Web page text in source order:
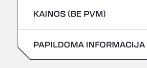
All 4 Trucks
Av. des Etats-Unis 90, 6041
Andamur Guarroman
Sekmadienis –
Penktadienis –
Sekmadienis –
KAINOS (BE PVM)
PAPILDOMA INFORMACIJA